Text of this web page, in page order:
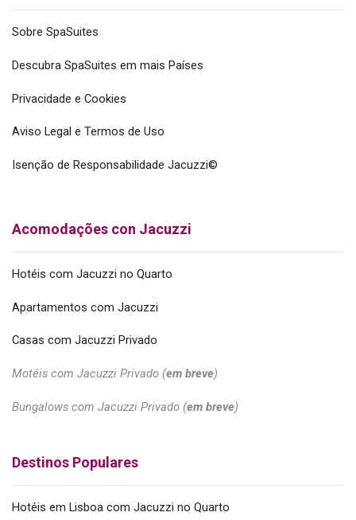
Sobre SpaSuites
Descubra SpaSuites em mais Países
Privacidade e Cookies
Aviso Legal e Termos de Uso
Isenção de Responsabilidade Jacuzzi©
Acomodações con Jacuzzi
Hotéis com Jacuzzi no Quarto
Apartamentos com Jacuzzi
Casas com Jacuzzi Privado
Motéis com Jacuzzi Privado (em breve)
Bungalows com Jacuzzi Privado (em breve)
Destinos Populares
Hotéis em Lisboa com Jacuzzi no Quarto